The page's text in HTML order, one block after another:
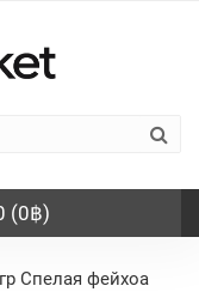
(0฿)
Спелая фейхоа